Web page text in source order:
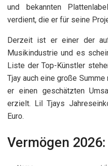
und bekannten
verdient, die er für seine
Derzeit ist er einer der
Musikindustrie und es
Liste der Top-Künstler
Tjay auch eine große
er einen geschätzten
erzielt. Lil Tjays
Euro.
Vermögen 2026: